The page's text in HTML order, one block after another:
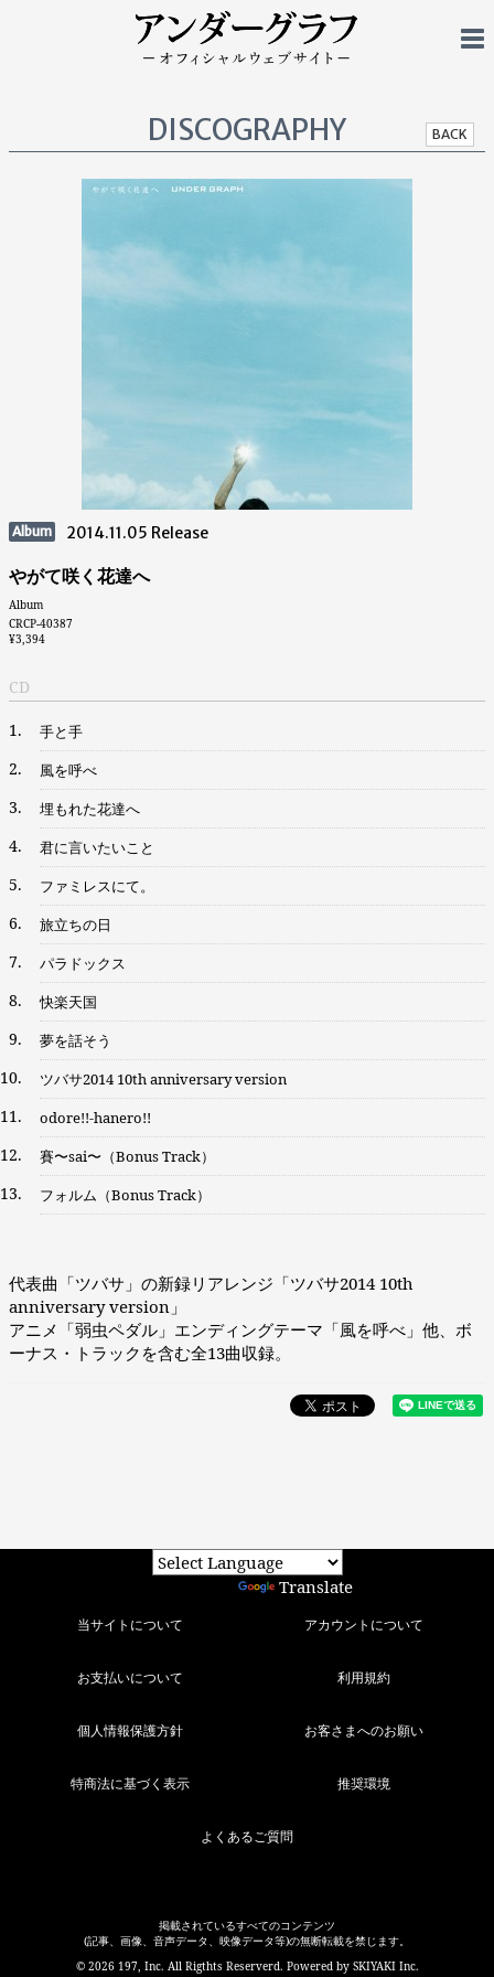
DISCOGRAPHY BACK
Album 2014.11.05 Release
やがて咲く花達へ
Album
CRCP-40387
¥3,394
CD
1. 手と手
2. 風を呼べ
3. 埋もれた花達へ
4. 君に言いたいこと
5. ファミレスにて。
6. 旅立ちの日
7. パラドックス
8. 快楽天国
9. 夢を話そう
10. ツバサ2014 10th anniversary version
11. odore!!-hanero!!
12. 賽〜sai〜（Bonus Track）
13. フォルム（Bonus Track）
代表曲「ツバサ」の新録リアレンジ「ツバサ2014 10th
anniversary version」
アニメ「弱虫ペダル」エンディングテーマ「風を呼べ」他、ボ
ーナス・トラックを含む全13曲収録。
Translate
当サイトについて アカウントについて
お支払いについて 利用規約
個人情報保護方針 お客さまへのお願い
特商法に基づく表示 推奨環境
よくあるご質問
掲載されているすべてのコンテンツ
(記事、画像、音声データ、映像データ等)の無断転載を禁じます。
© 2026 197, Inc. All Rigthts Reserverd. Powered by SKIYAKI Inc.